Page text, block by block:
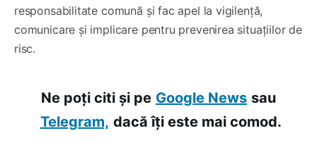
responsabilitate comună și fac apel la vigilență,
comunicare și implicare pentru prevenirea situațiilor de
risc.
Ne poți citi și pe Google News sau
Telegram, dacă îți este mai comod.